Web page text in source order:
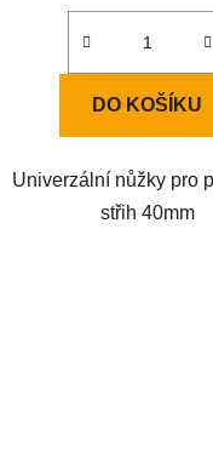
DO KOŠÍKU
Univerzální nůžky pro
střih 40mm